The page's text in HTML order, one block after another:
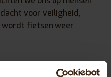
voor veiligheid,
fietsen weer
tool